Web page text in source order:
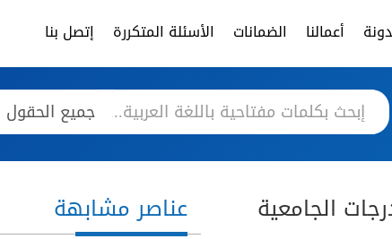
أعمالنا الضمانات الأسئلة المتكررة إتصل بنا
الجامعية عناصر مشابهة